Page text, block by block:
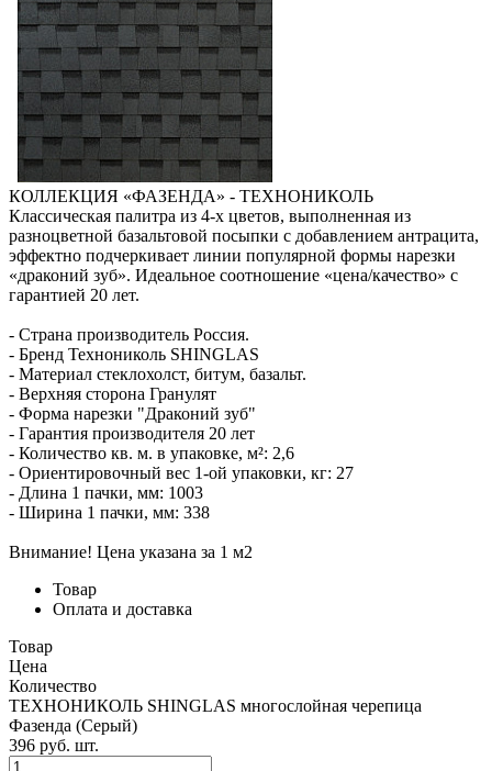
КОЛЛЕКЦИЯ «ФАЗЕНДА» - ТЕХНОНИКОЛЬ
Классическая палитра из 4-х цветов, выполненная из
разноцветной базальтовой посыпки с добавлением антрацита,
эффектно подчеркивает линии популярной формы нарезки
«драконий зуб». Идеальное соотношение «цена/качество» с
гарантией 20 лет.
- Страна производитель Россия.
- Бренд Технониколь SHINGLAS
- Материал стеклохолст, битум, базальт.
- Верхняя сторона Гранулят
- Форма нарезки "Драконий зуб"
- Гарантия производителя 20 лет
- Количество кв. м. в упаковке, м²: 2,6
- Ориентировочный вес 1-ой упаковки, кг: 27
- Длина 1 пачки, мм: 1003
- Ширина 1 пачки, мм: 338
Внимание! Цена указана за 1 м2
Товар
Оплата и доставка
Товар
Цена
Количество
ТЕХНОНИКОЛЬ SHINGLAS многослойная черепица
Фазенда (Серый)
396 pуб. шт.